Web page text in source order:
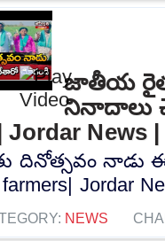
జాతీయ
నినాదాలు
Jordar News
దినోత్సవం నాడు
Jordar
NEWS